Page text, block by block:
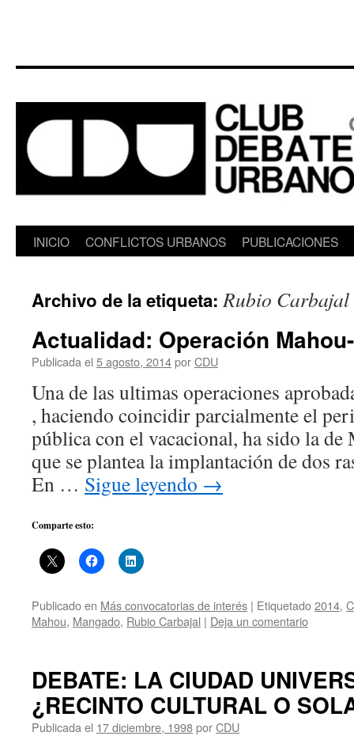
Saltar
contenido
INICIO CONFLICTOS URBANOS PUBLICACIONES
Archivo de la etiqueta:Rubio Carbajal
Actualidad: Operación
Publicada el 5 agosto, 2014porCDU
Una de las ultimas operaciones
, haciendo coincidir parcialmente el
pública con el vacacional, ha sido la
que se plantea la implantación de dos
En … Sigue leyendo →
Comparte esto:
Publicado en Más convocatorias de interés | Etiquetado2014,
Mahou, Mangado, Rubio Carbajal | Deja un comentario
DEBATE: LA CIUDAD
¿RECINTO CULTURAL O
Publicada el 17 diciembre, 1998porCDU